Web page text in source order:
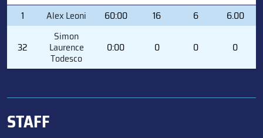
PLAYER MIN SVS GA GAA
1 Alex Leoni 60:00 16 6 6.00
32
Simon
Laurence
Todesco
0:00 0 0 0
STAFF